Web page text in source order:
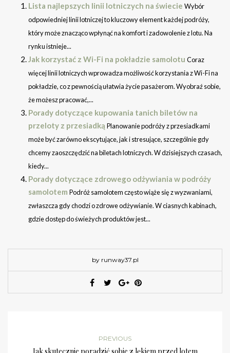
Lista najlepszych linii lotniczych na świecie Wybór
odpowiedniej linii lotniczej to kluczowy element każdej podróży,
który może znacząco wpłynąć na komfort i zadowolenie z lotu. Na
rynku istnieje...
Jak korzystać z Wi-Fi na pokładzie samolotu Coraz
więcej linii lotniczych wprowadza możliwość korzystania z Wi-Fi na
pokładzie, co z pewnością ułatwia życie pasażerom. Wyobraź sobie,
że możesz pracować,...
Porady dotyczące kupowania tanich biletów na
przeloty z przesiadką Planowanie podróży z przesiadkami
może być zarówno ekscytujące, jak i stresujące, szczególnie gdy
chcemy zaoszczędzić na biletach lotniczych. W dzisiejszych czasach,
kiedy...
Porady dotyczące zdrowego odżywiania w podróży
samolotem Podróż samolotem często wiąże się z wyzwaniami,
zwłaszcza gdy chodzi o zdrowe odżywianie. W ciasnych kabinach,
gdzie dostęp do świeżych produktów jest...
by runway37.pl
PREVIOUS
Jak skutecznie poradzić sobie z lękiem przed lotem